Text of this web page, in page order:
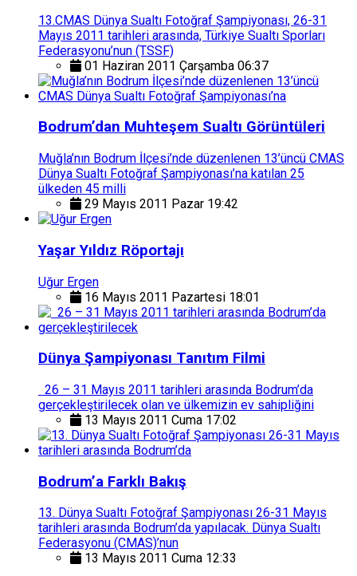
13.CMAS Dünya Sualtı Fotoğraf Şampiyonası, 26-31
Mayıs 2011 tarihleri arasında, Türkiye Sualtı Sporları
Federasyonu’nun (TSSF)
01 Haziran 2011 Çarşamba 06:37
Bodrum’dan Muhteşem Sualtı Görüntüleri
Muğla’nın Bodrum İlçesi’nde düzenlenen 13’üncü CMAS
Dünya Sualtı Fotoğraf Şampiyonası’na katılan 25
ülkeden 45 milli
29 Mayıs 2011 Pazar 19:42
Yaşar Yıldız Röportajı
Uğur Ergen
16 Mayıs 2011 Pazartesi 18:01
Dünya Şampiyonası Tanıtım Filmi
26 – 31 Mayıs 2011 tarihleri arasında Bodrum’da
gerçekleştirilecek olan ve ülkemizin ev sahipliğini
13 Mayıs 2011 Cuma 17:02
Bodrum’a Farklı Bakış
13. Dünya Sualtı Fotoğraf Şampiyonası 26-31 Mayıs
tarihleri arasında Bodrum’da yapılacak. Dünya Sualtı
Federasyonu (CMAS)’nun
13 Mayıs 2011 Cuma 12:33